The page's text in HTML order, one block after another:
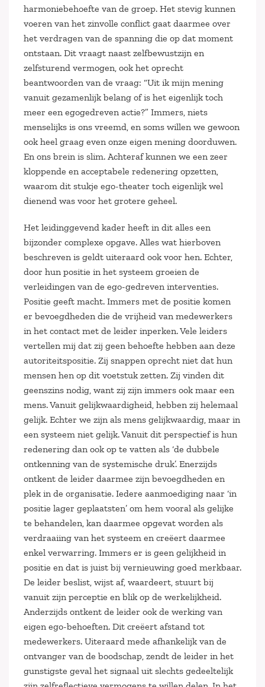
harmoniebehoefte van de groep. Het stevig kunnen
voeren van het zinvolle conflict gaat daarmee over
het verdragen van de spanning die op dat moment
ontstaan. Dit vraagt naast zelfbewustzijn en
zelfsturend vermogen, ook het oprecht
beantwoorden van de vraag: “Uit ik mijn mening
vanuit gezamenlijk belang of is het eigenlijk toch
meer een egogedreven actie?” Immers, niets
menselijks is ons vreemd, en soms willen we gewoon
ook heel graag even onze eigen mening doorduwen.
En ons brein is slim. Achteraf kunnen we een zeer
kloppende en acceptabele redenering opzetten,
waarom dit stukje ego-theater toch eigenlijk wel
dienend was voor het grotere geheel.
Het leidinggevend kader heeft in dit alles een
bijzonder complexe opgave. Alles wat hierboven
beschreven is geldt uiteraard ook voor hen. Echter,
door hun positie in het systeem groeien de
verleidingen van de ego-gedreven interventies.
Positie geeft macht. Immers met de positie komen
er bevoegdheden die de vrijheid van medewerkers
in het contact met de leider inperken. Vele leiders
vertellen mij dat zij geen behoefte hebben aan deze
autoriteitspositie. Zij snappen oprecht niet dat hun
mensen hen op dit voetstuk zetten. Zij vinden dit
geenszins nodig, want zij zijn immers ook maar een
mens. Vanuit gelijkwaardigheid, hebben zij helemaal
gelijk. Echter we zijn als mens gelijkwaardig, maar in
een systeem niet gelijk. Vanuit dit perspectief is hun
redenering dan ook op te vatten als ‘de dubbele
ontkenning van de systemische druk’. Enerzijds
ontkent de leider daarmee zijn bevoegdheden en
plek in de organisatie. Iedere aanmoediging naar ‘in
positie lager geplaatsten’ om hem vooral als gelijke
te behandelen, kan daarmee opgevat worden als
verdraaiing van het systeem en creëert daarmee
enkel verwarring. Immers er is geen gelijkheid in
positie en dat is juist bij vernieuwing goed merkbaar.
De leider beslist, wijst af, waardeert, stuurt bij
vanuit zijn perceptie en blik op de werkelijkheid.
Anderzijds ontkent de leider ook de werking van
eigen ego-behoeften. Dit creëert afstand tot
medewerkers. Uiteraard mede afhankelijk van de
ontvanger van de boodschap, zendt de leider in het
gunstigste geval het signaal uit slechts gedeeltelijk